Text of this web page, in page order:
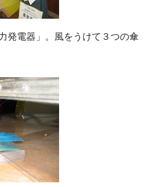
発電器」。風をうけて３つの傘